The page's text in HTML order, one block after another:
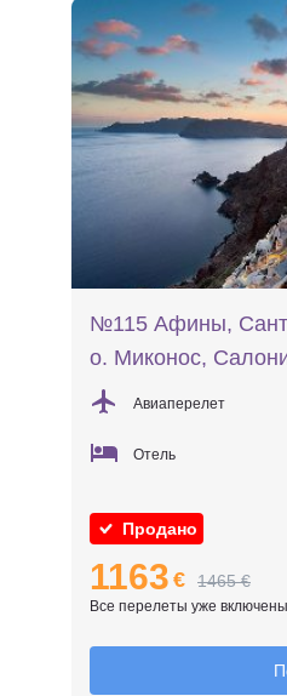
№115 Афины,
о. Миконос,
Авиаперелет
Отель
Продано
1163 € 1465 €
Все перелеты уже включены